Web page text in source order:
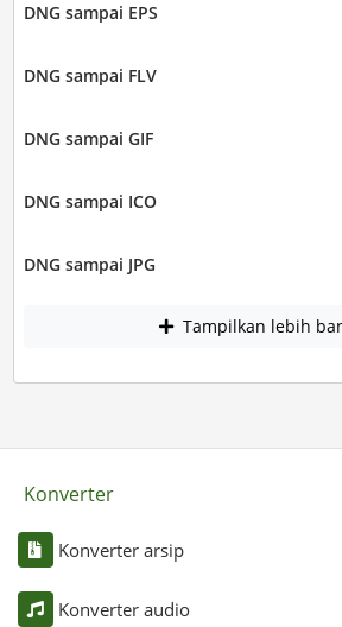
DNG sampai EPS
DNG sampai FLV
DNG sampai GIF
DNG sampai ICO
DNG sampai JPG
Tampilkan lebih
Konverter
Konverter arsip
Konverter audio